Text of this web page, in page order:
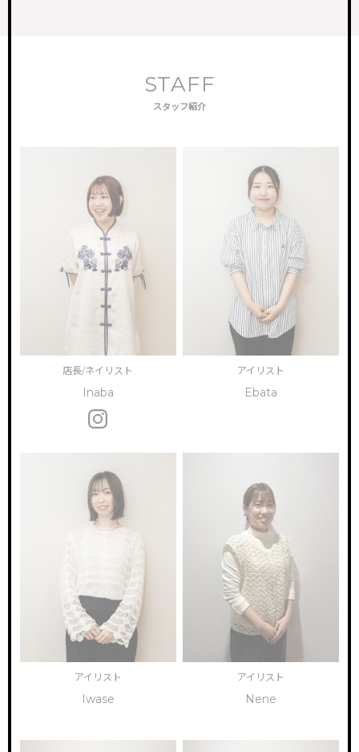
STAFF
スタッフ紹介
店長/ネイリスト
Inaba
アイリスト
Ebata
アイリスト
Iwase
アイリスト
Nene